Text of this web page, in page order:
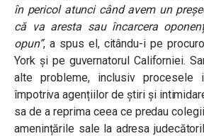
în pericol atunci când avem un
că va aresta sau încarcera
opun”, a spus el, citându-i pe
York și pe guvernatorul Californiei.
alte probleme, inclusiv procesele
împotriva agențiilor de știri și
sa de a reprima ceea ce predau
amenințările sale la adresa